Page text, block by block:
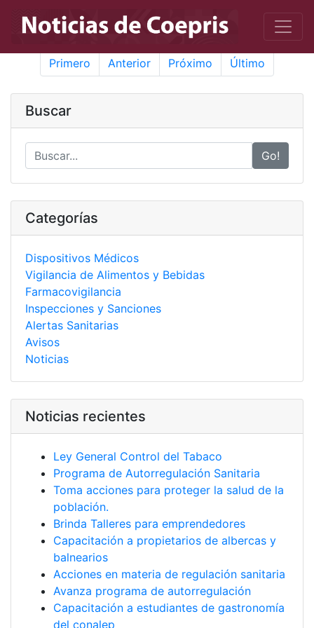
Primero Anterior Próximo Último
Buscar
Go!
Categorías
Dispositivos Médicos
Vigilancia de Alimentos y Bebidas
Farmacovigilancia
Inspecciones y Sanciones
Alertas Sanitarias
Avisos
Noticias
Noticias recientes
Ley General Control del Tabaco
Programa de Autorregulación Sanitaria
Toma acciones para proteger la salud de la
población.
Brinda Talleres para emprendedores
Capacitación a propietarios de albercas y
balnearios
Acciones en materia de regulación sanitaria
Avanza programa de autorregulación
Capacitación a estudiantes de gastronomía
del conalep